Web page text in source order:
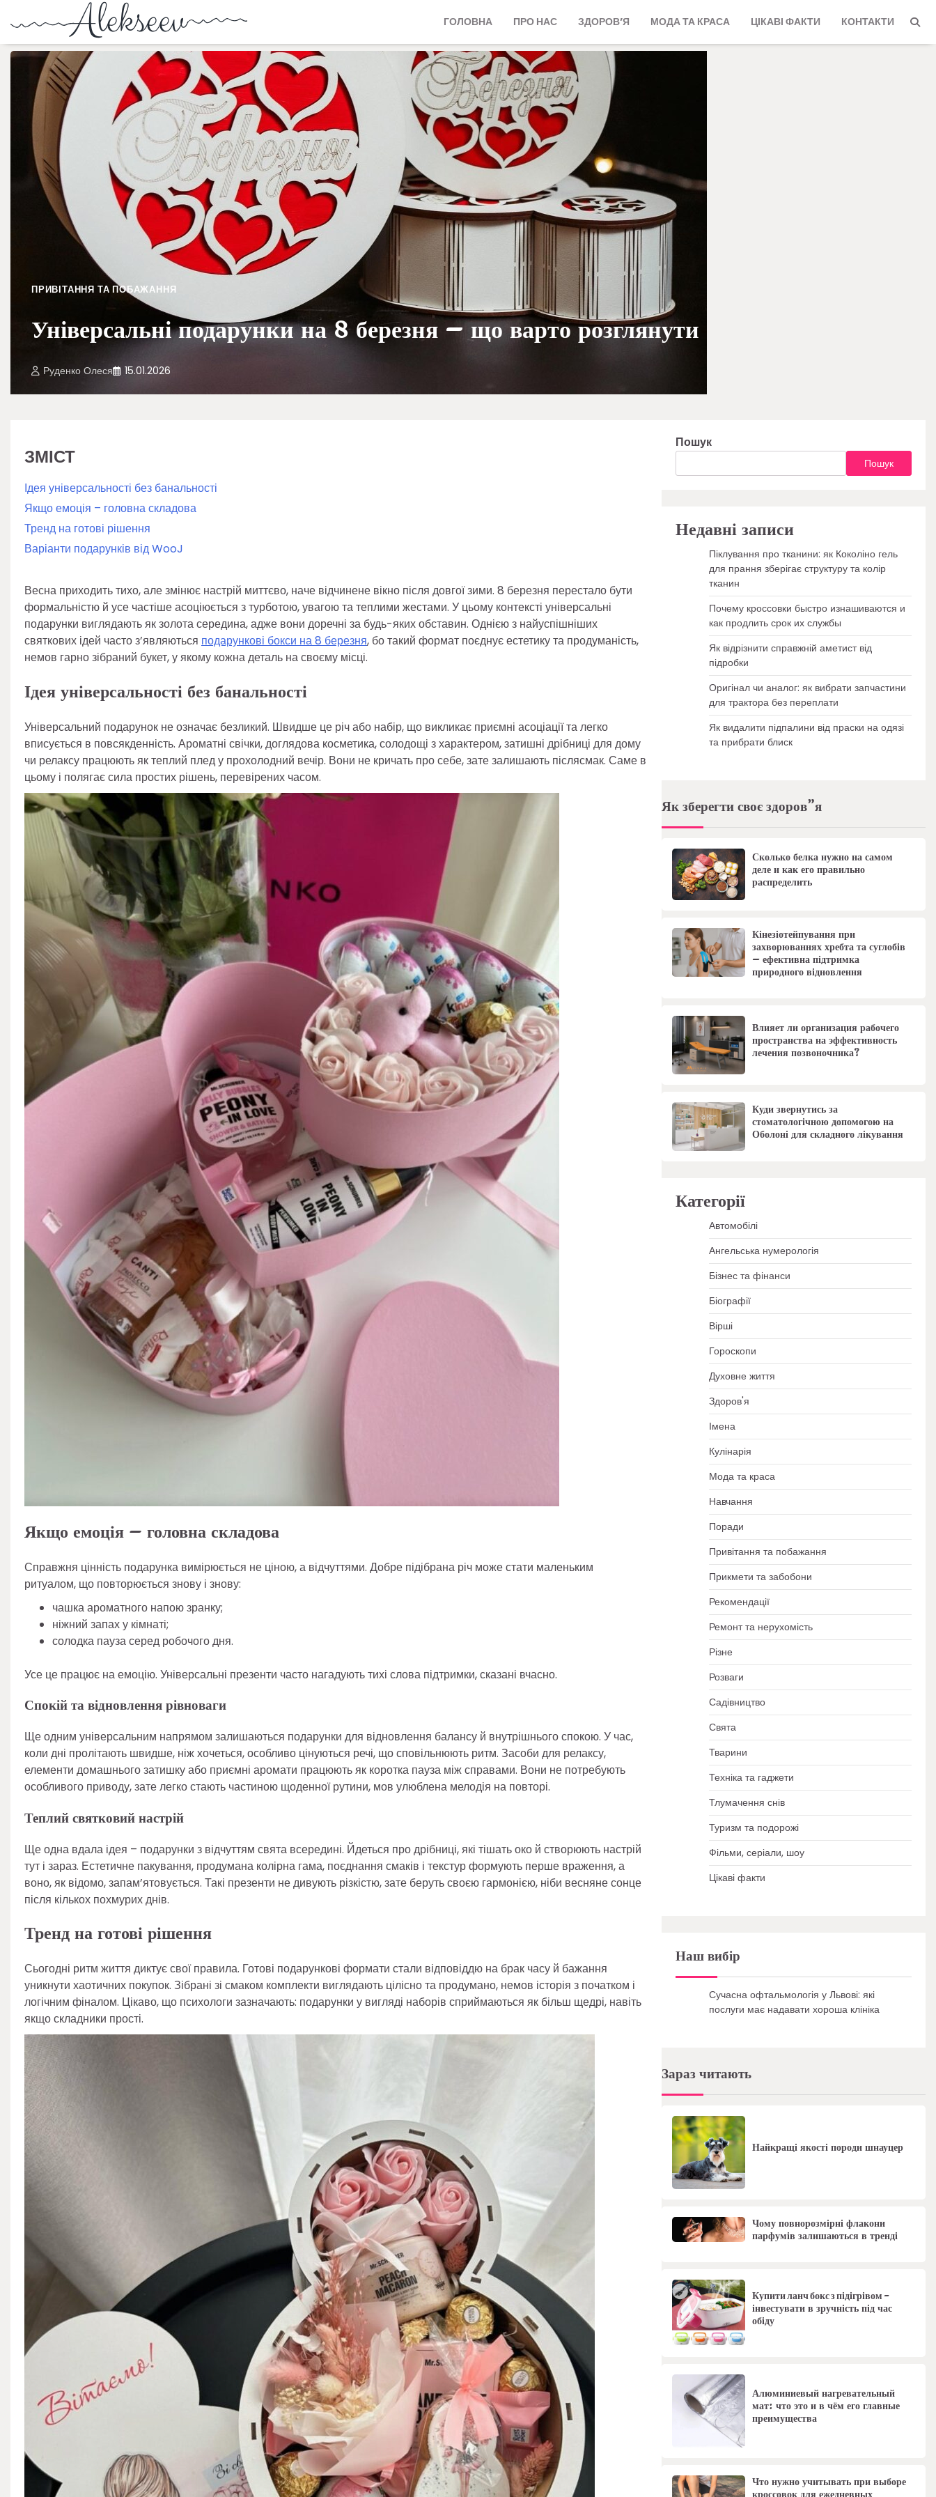
ГОЛОВНА ПРО НАС ЗДОРОВ’Я МОДА ТА КРАСА ЦІКАВІ ФАКТИ КОНТАКТИ
ПРИВІТАННЯ ТА ПОБАЖАННЯ
Універсальні подарунки на 8 березня – що варто розглянути
Руденко Олеся 15.01.2026
ЗМІСТ
Ідея універсальності без банальності
Якщо емоція – головна складова
Тренд на готові рішення
Варіанти подарунків від WooJ
Весна приходить тихо, але змінює настрій миттєво, наче відчинене вікно після довгої зими. 8 березня перестало бути
формальністю й усе частіше асоціюється з турботою, увагою та теплими жестами. У цьому контексті універсальні
подарунки виглядають як золота середина, адже вони доречні за будь-яких обставин. Однією з найуспішніших
святкових ідей часто з’являються подарункові бокси на 8 березня, бо такий формат поєднує естетику та продуманість,
немов гарно зібраний букет, у якому кожна деталь на своєму місці.
Ідея універсальності без банальності
Універсальний подарунок не означає безликий. Швидше це річ або набір, що викликає приємні асоціації та легко
вписується в повсякденність. Ароматні свічки, доглядова косметика, солодощі з характером, затишні дрібниці для дому
чи релаксу працюють як теплий плед у прохолодний вечір. Вони не кричать про себе, зате залишають післясмак. Саме в
цьому і полягає сила простих рішень, перевірених часом.
Якщо емоція – головна складова
Справжня цінність подарунка вимірюється не ціною, а відчуттями. Добре підібрана річ може стати маленьким
ритуалом, що повторюється знову і знову:
чашка ароматного напою зранку;
ніжний запах у кімнаті;
солодка пауза серед робочого дня.
Усе це працює на емоцію. Універсальні презенти часто нагадують тихі слова підтримки, сказані вчасно.
Спокій та відновлення рівноваги
Ще одним універсальним напрямом залишаються подарунки для відновлення балансу й внутрішнього спокою. У час,
коли дні пролітають швидше, ніж хочеться, особливо цінуються речі, що сповільнюють ритм. Засоби для релаксу,
елементи домашнього затишку або приємні аромати працюють як коротка пауза між справами. Вони не потребують
особливого приводу, зате легко стають частиною щоденної рутини, мов улюблена мелодія на повторі.
Теплий святковий настрій
Ще одна вдала ідея – подарунки з відчуттям свята всередині. Йдеться про дрібниці, які тішать око й створюють настрій
тут і зараз. Естетичне пакування, продумана колірна гама, поєднання смаків і текстур формують перше враження, а
воно, як відомо, запам’ятовується. Такі презенти не дивують різкістю, зате беруть своєю гармонією, ніби весняне сонце
після кількох похмурих днів.
Тренд на готові рішення
Сьогодні ритм життя диктує свої правила. Готові подарункові формати стали відповіддю на брак часу й бажання
уникнути хаотичних покупок. Зібрані зі смаком комплекти виглядають цілісно та продумано, немов історія з початком і
логічним фіналом. Цікаво, що психологи зазначають: подарунки у вигляді наборів сприймаються як більш щедрі, навіть
якщо складники прості.
Пошук
Пошук
Недавні записи
Піклування про тканини: як Коколіно гель
для прання зберігає структуру та колір
тканин
Почему кроссовки быстро изнашиваются и
как продлить срок их службы
Як відрізнити справжній аметист від
підробки
Оригінал чи аналог: як вибрати запчастини
для трактора без переплати
Як видалити підпалини від праски на одязі
та прибрати блиск
Як зберегти своє здоров”я
Сколько белка нужно на самом
деле и как его правильно
распределить
Кінезіотейпування при
захворюваннях хребта та суглобів
– ефективна підтримка
природного відновлення
Влияет ли организация рабочего
пространства на эффективность
лечения позвоночника?
Куди звернутись за
стоматологічною допомогою на
Оболоні для складного лікування
Категорії
Автомобілі
Ангельська нумерологія
Бізнес та фінанси
Біографії
Вірші
Гороскопи
Духовне життя
Здоров'я
Імена
Кулінарія
Мода та краса
Навчання
Поради
Привітання та побажання
Прикмети та забобони
Рекомендації
Ремонт та нерухомість
Різне
Розваги
Садівництво
Свята
Тварини
Техніка та гаджети
Тлумачення снів
Туризм та подорожі
Фільми, серіали, шоу
Цікаві факти
Наш вибір
Сучасна офтальмологія у Львові: які
послуги має надавати хороша клініка
Зараз читають
Найкращі якості породи шнауцер
Чому повнорозмірні флакони
парфумів залишаються в тренді
Купити ланч бокс з підігрівом -
інвестувати в зручність під час
обіду
Алюминиевый нагревательный
мат: что это и в чём его главные
преимущества
Что нужно учитывать при выборе